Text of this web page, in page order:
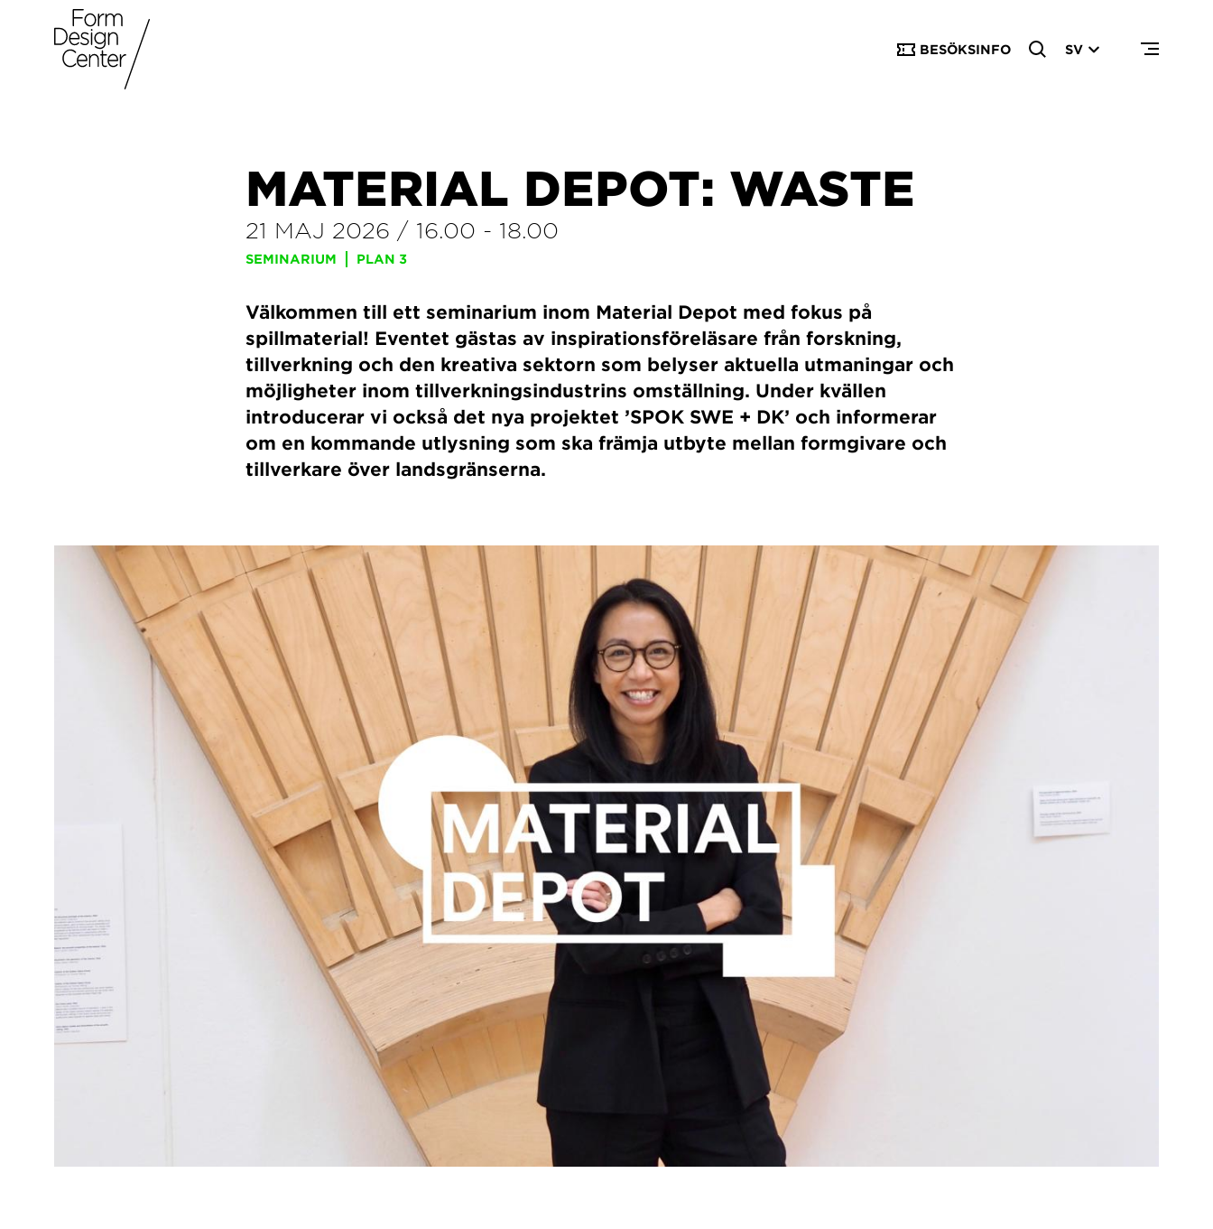
BESÖKSINFO SV
MATERIAL DEPOT: WASTE
21 MAJ 2026 / 16.00 - 18.00
SEMINARIUM PLAN 3
Välkommen till ett seminarium inom Material Depot med fokus på
spillmaterial! Eventet gästas av inspirationsföreläsare från forskning,
tillverkning och den kreativa sektorn som belyser aktuella utmaningar och
möjligheter inom tillverkningsindustrins omställning. Under kvällen
introducerar vi också det nya projektet ’SPOK SWE + DK’ och informerar
om en kommande utlysning som ska främja utbyte mellan formgivare och
tillverkare över landsgränserna.